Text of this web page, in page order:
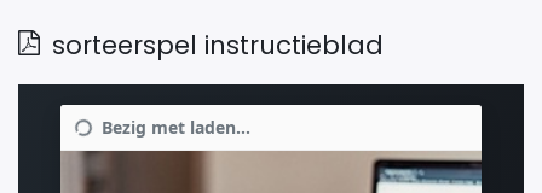
sorteerspel instructieblad